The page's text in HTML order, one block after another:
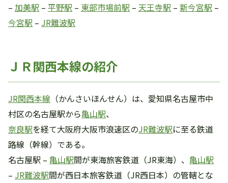
– 加美駅 – 平野駅 – 東部市場前駅 – 天王寺駅 – 新今宮駅 –
今宮駅 – JR難波駅
ＪＲ関西本線の紹介
JR関西本線 （かんさいほんせん）は、愛知県名古屋市中
村区の名古屋駅から亀山駅、
奈良駅を経て大阪府大阪市浪速区のJR難波駅に至る鉄道
路線（幹線）である。
名古屋駅 – 亀山駅間が東海旅客鉄道（JR東海）、 亀山駅
– JR難波駅間が西日本旅客鉄道（JR西日本）の管轄とな